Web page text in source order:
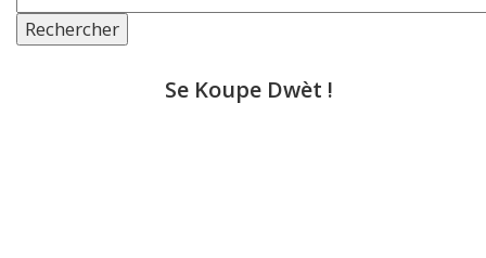
Rechercher
Se Koupe Dwèt !